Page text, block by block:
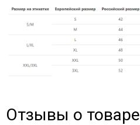
Отзывы о товаре